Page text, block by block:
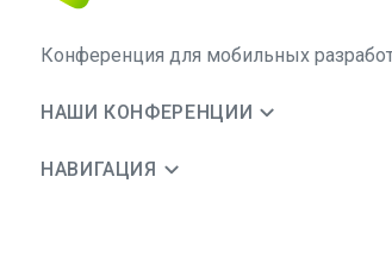
Конференция для мобильных
НАШИ КОНФЕРЕНЦИИ
НАВИГАЦИЯ